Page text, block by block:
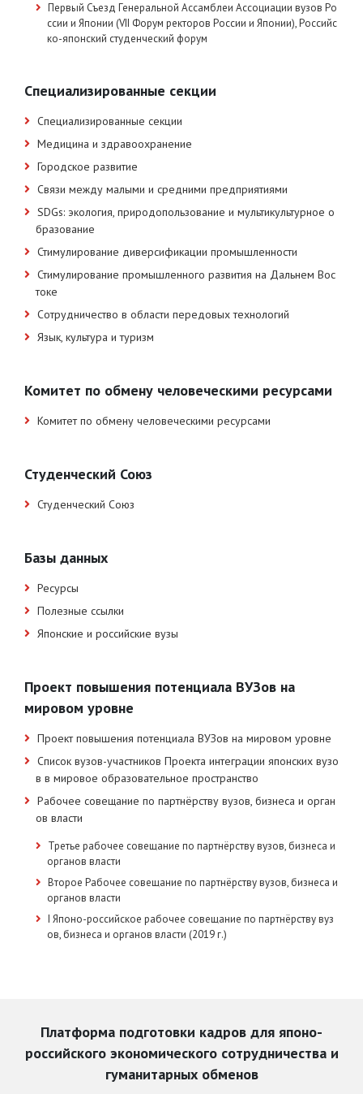
Первый Съезд Генеральной Ассамблеи Ассоциации вузов Ро
ссии и Японии (VII Форум ректоров России и Японии), Российс
ко-японский студенческий форум
Специализированные секции
Специализированные секции
Медицина и здравоохранение
Городское развитие
Связи между малыми и средними предприятиями
SDGs: экология, природопользование и мультикультурное о
бразование
Стимулирование диверсификации промышленности
Стимулирование промышленного развития на Дальнем Вос
токе
Сотрудничество в области передовых технологий
Язык, культура и туризм
Комитет по обмену человеческими ресурсами
Комитет по обмену человеческими ресурсами
Студенческий Союз
Студенческий Союз
Базы данных
Ресурсы
Полезные ссылки
Японские и российские вузы
Проект повышения потенциала ВУЗов на
мировом уровне
Проект повышения потенциала ВУЗов на мировом уровне
Список вузов-участников Проекта интеграции японских вузо
в в мировое образовательное пространство
Рабочее совещание по партнёрству вузов, бизнеса и орган
ов власти
Третье рабочее совещание по партнёрству вузов, бизнеса и
органов власти
Второе Рабочее совещание по партнёрству вузов, бизнеса и
органов власти
I Японо-российское рабочее совещание по партнёрству вуз
ов, бизнеса и органов власти (2019 г.)
Платформа подготовки кадров для японо-
российского экономического сотрудничества и
гуманитарных обменов